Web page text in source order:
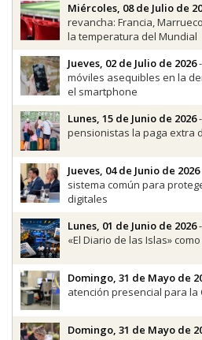
Miércoles, 08 de Julio de
revancha: Francia,
la temperatura del Mundial
Jueves, 02 de Julio de 2026
móviles asequibles en la
el smartphone
Lunes, 15 de Junio de 2026
pensionistas la paga extra
Jueves, 04 de Junio de 2026
sistema común para
digitales
Lunes, 01 de Junio de 2026
«El Diario de las Islas»
Domingo, 31 de Mayo de
atención presencial para la
Domingo, 31 de Mayo de